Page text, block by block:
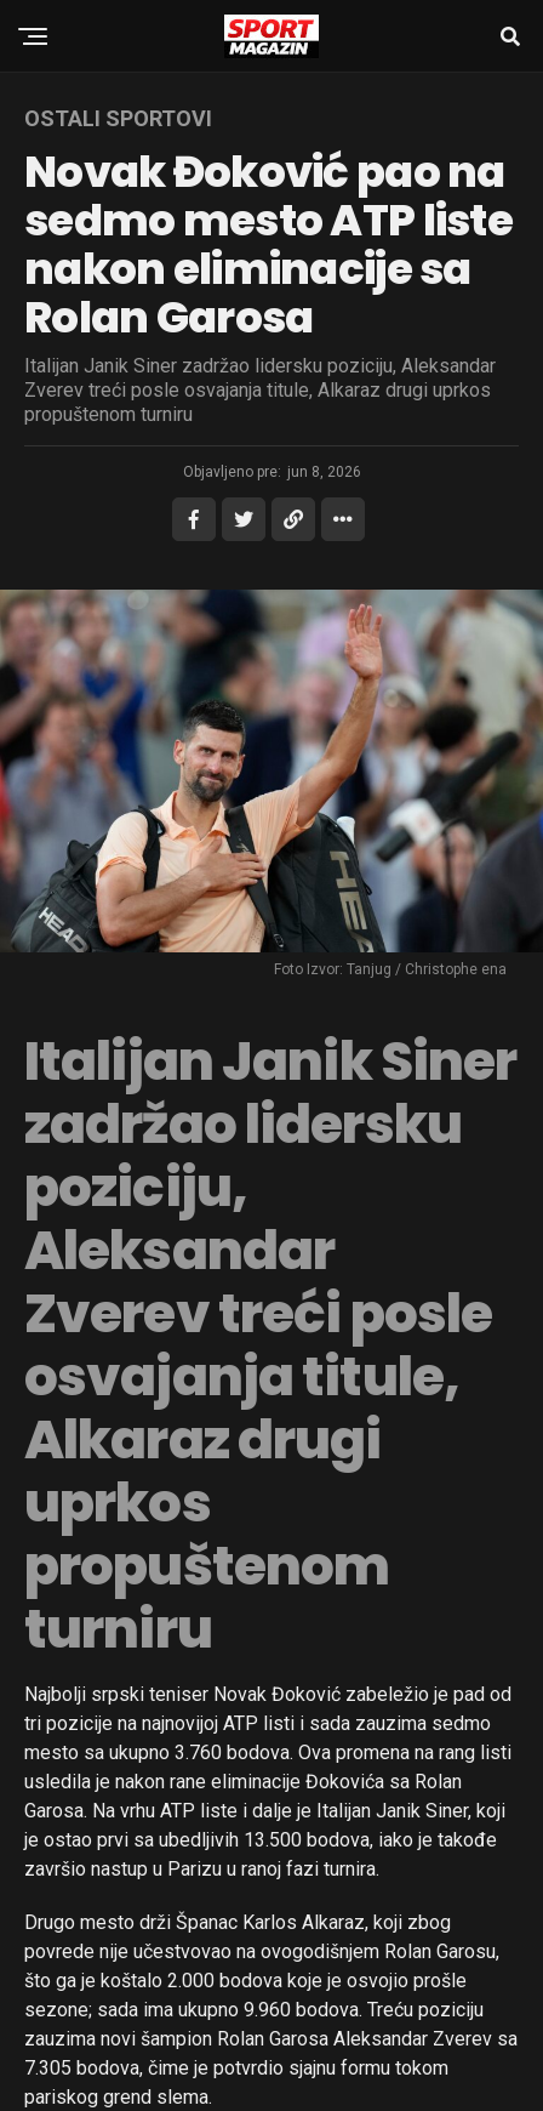
OSTALI SPORTOVI
Novak Đoković pao na
sedmo mesto ATP liste
nakon eliminacije sa
Rolan Garosa
Italijan Janik Siner zadržao lidersku poziciju, Aleksandar
Zverev treći posle osvajanja titule, Alkaraz drugi uprkos
propuštenom turniru
Objavljeno pre: jun 8, 2026
Foto Izvor: Tanjug / Christophe ena
Italijan Janik Siner
zadržao lidersku
poziciju,
Aleksandar
Zverev treći posle
osvajanja titule,
Alkaraz drugi
uprkos
propuštenom
turniru
Najbolji srpski teniser Novak Đoković zabeležio je pad od
tri pozicije na najnovijoj ATP listi i sada zauzima sedmo
mesto sa ukupno 3.760 bodova. Ova promena na rang listi
usledila je nakon rane eliminacije Đokovića sa Rolan
Garosa. Na vrhu ATP liste i dalje je Italijan Janik Siner, koji
je ostao prvi sa ubedljivih 13.500 bodova, iako je takođe
završio nastup u Parizu u ranoj fazi turnira.
Drugo mesto drži Španac Karlos Alkaraz, koji zbog
povrede nije učestvovao na ovogodišnjem Rolan Garosu,
što ga je koštalo 2.000 bodova koje je osvojio prošle
sezone; sada ima ukupno 9.960 bodova. Treću poziciju
zauzima novi šampion Rolan Garosa Aleksandar Zverev sa
7.305 bodova, čime je potvrdio sjajnu formu tokom
pariskog grend slema.